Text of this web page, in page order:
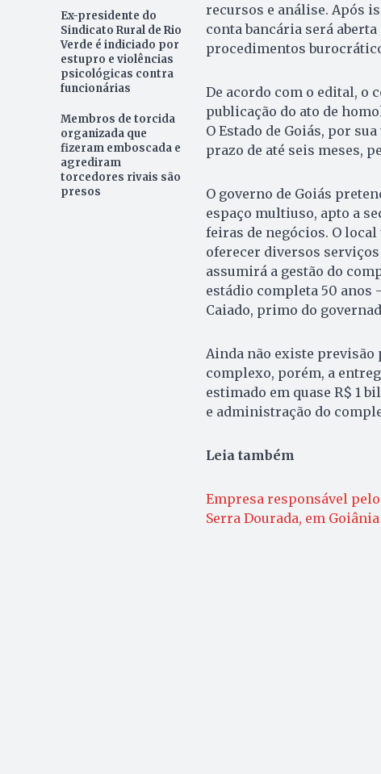
Ex-presidente do
Sindicato Rural de Rio
Verde é indiciado por
estupro e violências
psicológicas contra
funcionárias
Membros de torcida
organizada que
fizeram emboscada e
agrediram
torcedores rivais são
presos
recursos e análise. Após
conta bancária será
procedimentos
De acordo com o edital, o
publicação do ato de
O Estado de Goiás, por
prazo de até seis meses,
O governo de Goiás
espaço multiuso, apto a
feiras de negócios. O
oferecer diversos
assumirá a gestão do
estádio completa 50
Caiado, primo do
Ainda não existe previsão
complexo, porém, a
estimado em quase R$ 1
e administração do
Leia também
Empresa responsável
Serra Dourada, em Goiânia